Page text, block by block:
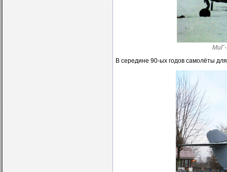
МиГ-
В середине 90-ых годов самолёты